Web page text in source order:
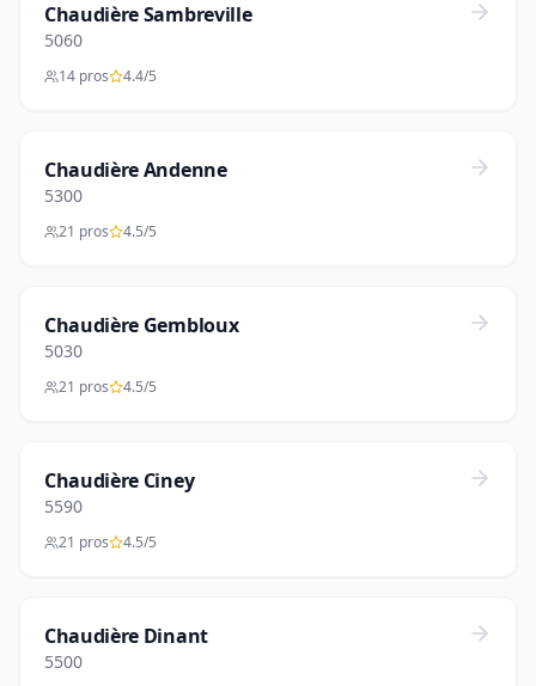
Chaudière Sambreville
5060
14 pros 4.4/5
Chaudière Andenne
5300
21 pros 4.5/5
Chaudière Gembloux
5030
21 pros 4.5/5
Chaudière Ciney
5590
21 pros 4.5/5
Chaudière Dinant
5500